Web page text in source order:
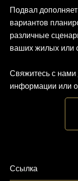
Подвал
вариантов
различные
ваших жилых или
Свяжитесь с нами
информации или
Ссылка